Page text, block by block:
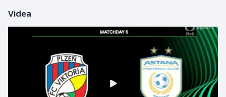
Futsal
Gymnastika
Videa